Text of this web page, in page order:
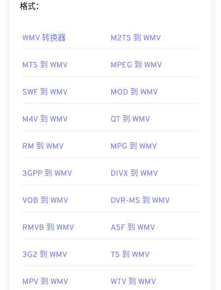
行。DivX 为 PC 开发了 Xvid，但它在 Mac OS X、
可以播放 Xvid 文件的平台包括 VLC 媒体播放器
但它与提供这些功能
免费第三方工具兼容。
开发者： DivX
首次发行：
https://en.wikipedia.org/wiki/Xvid
大多数媒体播放器都可以打开和读取 WMV（和
Microsoft Windows Media Player。WMV和 ASF 是
VLCMedia Player
是另一个可靠的选择，它可以跨多
WMV 也很容易转换为其他视频文件类型。但是，请
具。
开发者：微软
有用的链接：
格式：
WMV 转换器 M2TS 到 WMV
MTS 到 WMV MPEG 到 WMV
SWF 到 WMV MOD 到 WMV
M4V 到 WMV QT 到 WMV
RM 到 WMV MPG 到 WMV
3GPP 到 WMV DIVX 到 WMV
VOB 到 WMV DVR-MS 到 WMV
RMVB 到 WMV ASF 到 WMV
3G2 到 WMV TS 到 WMV
MPV 到 WMV WTV 到 WMV